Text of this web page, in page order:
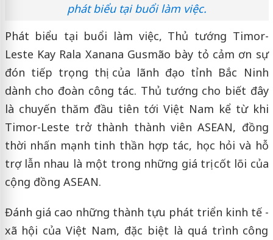
phát biểu tại buổi làm việc.
Phát biểu tại buổi làm việc, Thủ tướng Timor-
Leste Kay Rala Xanana Gusmão bày tỏ cảm ơn sự
đón tiếp trọng thị của lãnh đạo tỉnh Bắc Ninh
dành cho đoàn công tác. Thủ tướng cho biết đây
là chuyến thăm đầu tiên tới Việt Nam kể từ khi
Timor-Leste trở thành thành viên ASEAN, đồng
thời nhấn mạnh tinh thần hợp tác, học hỏi và hỗ
trợ lẫn nhau là một trong những giá trị cốt lõi của
cộng đồng ASEAN.
Đánh giá cao những thành tựu phát triển kinh tế -
xã hội của Việt Nam, đặc biệt là quá trình công